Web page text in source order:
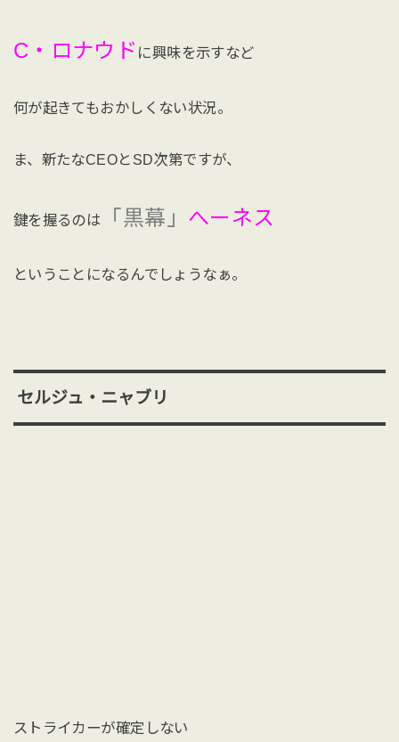
C・ロナウド に興味を示すなど
何が起きてもおかしくない状況。
ま、新たなCEOとSD次第ですが、
鍵を握るのは 「黒幕」 へーネス
ということになるんでしょうなぁ。
セルジュ・ニャブリ
ストライカーが確定しない